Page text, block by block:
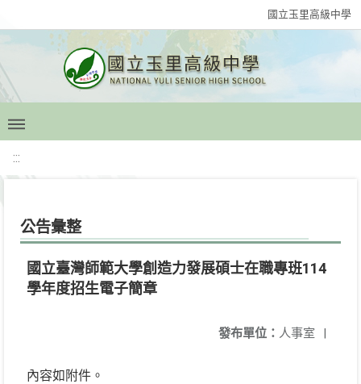
國立玉里高級中學
:::
公告彙整
國立臺灣師範大學創造力發展碩士在職專班114
學年度招生電子簡章
發布單位： 人事室 |
內容如附件。